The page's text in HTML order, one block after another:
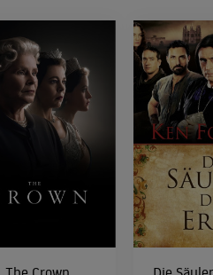
österreichische Kaiserreich hereinbricht,